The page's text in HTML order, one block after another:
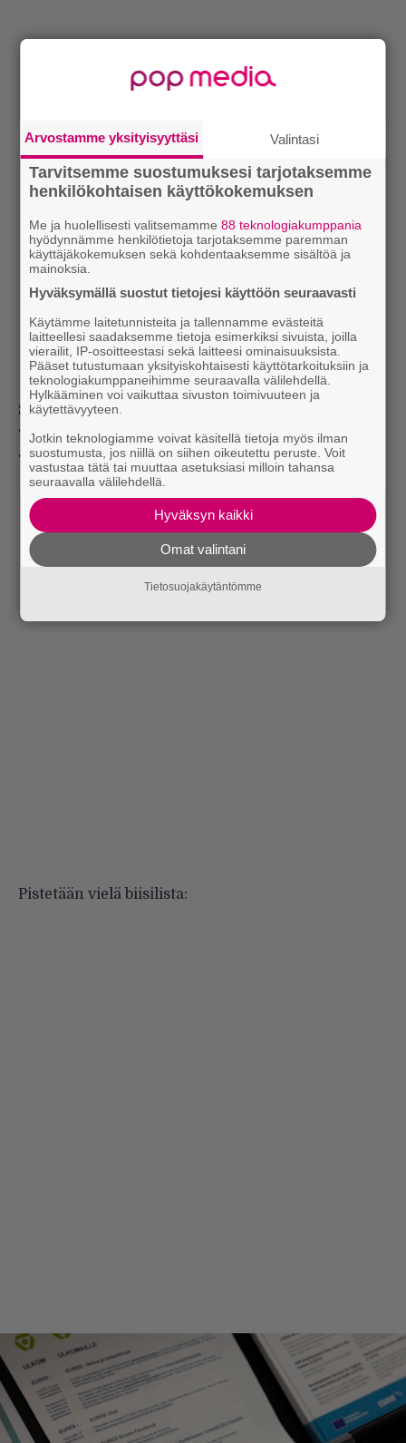
Soundin Facebookista löytyy lisää kuvia.
Tarkemmin sanottunatäältä.
Teksti ja kuvat: Timo Isoaho
Pistetään vielä biisilista:
Arvostamme yksityisyyttäsi Valintasi
Tarvitsemme suostumuksesi tarjotaksemme
henkilökohtaisen käyttökokemuksen
Me ja huolellisesti valitsemamme88 teknologiakumppania
hyödynnämme henkilötietoja tarjotaksemme paremman
käyttäjäkokemuksen sekä kohdentaaksemme sisältöä ja
mainoksia.
Hyväksymällä suostut tietojesi käyttöön seuraavasti
Käytämme laitetunnisteita ja tallennamme evästeitä
laitteellesi saadaksemme tietoja esimerkiksi sivuista, joilla
vierailit, IP-osoitteestasi sekä laitteesi ominaisuuksista.
Pääset tutustumaan yksityiskohtaisesti käyttötarkoituksiin ja
teknologiakumppaneihimme seuraavalla välilehdellä.
Hylkääminen voi vaikuttaa sivuston toimivuuteen ja
käytettävyyteen.
Jotkin teknologiamme voivat käsitellä tietoja myös ilman
suostumusta, jos niillä on siihen oikeutettu peruste. Voit
vastustaa tätä tai muuttaa asetuksiasi milloin tahansa
seuraavalla välilehdellä.
Hyväksyn kaikki
Omat valintani
Tietosuojakäytäntömme